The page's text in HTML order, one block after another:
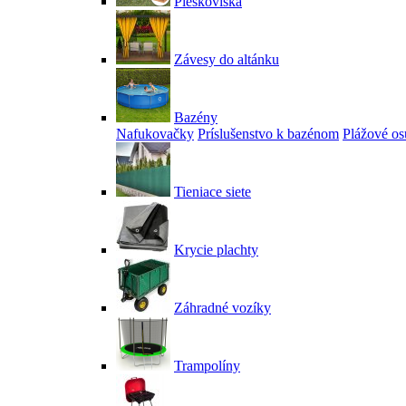
Závesy do altánku
Bazény
Nafukovačky Príslušenstvo k bazénom Plážové
Tieniace siete
Krycie plachty
Záhradné vozíky
Trampolíny